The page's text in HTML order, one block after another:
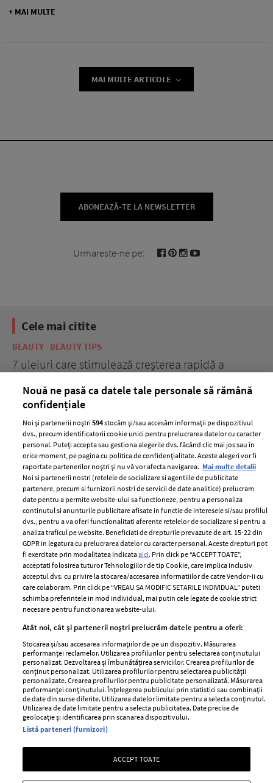
+ MAI MULTE
MAI MULTE ARTICOLE
ABONEAZĂ-TE LA NEWSLETTER
Urmareste-ne pe:
Cele mai citite
BEAUTY BEAUTY TIPS
7 uleiuri care stimulează creșterea rapidă a
ELLE Style Awards
2024
Despre ELLE
Romania
Contact
Abonamente
Termeni si conditii
Politica de
confidențialitate
Politica de cookies
Publicitate
GSP
Unica
Baby
Retete
femei
Viva
Avantaje
Retete practice
Pariază responsabil! Decizia ONJN nr. 821/25.09.2025.
Jocurile de noroc sunt interzise minorilor.
Nouă ne pasă ca datele tale personale să rămână
confidențiale
Noi și partenerii noștri594stocăm și/sau accesăm informații pe dispozitivul
dvs., precum identificatorii cookie unici pentru prelucrarea datelor cu caracter
personal. Puteți accepta sau gestiona alegerile dvs. făcând clic mai jos sau în
orice moment, pe pagina cu politica de confidențialitate. Aceste alegeri vor fi
raportate partenerilor noștri și nu vă vor afecta navigarea. Mai multe detalii
Noi si partenerii nostri (retelele de socializare si agentiile de publicitate
partenere, precum si furnizorii nostri de servicii de date analitice) prelucram
date pentru a permite website-ului sa functioneze, pentru a personaliza
continutul si anunturile publicitare afisate in functie de interesele si/sau profilul
dvs., pentru a va oferi functionalitati aferente retelelor de socializare si pentru a
analiza traficul pe website. Beneficiati de drepturile prevazute de art. 15-22 din
GDPR in legatura cu prelucrarea datelor cu caracter personal. Aceste drepturi pot
fi exercitate prin modalitatea indicataaici. Prin click pe “ACCEPT TOATE”,
acceptati folosirea tuturor Tehnologiilor de tip Cookie, care implica inclusiv
acceptul dvs. cu privire la stocarea/accesarea informatiilor de catre Vendor-ii cu
care colaboram. Prin click pe “VREAU SA MODIFIC SETARILE INDIVIDUAL” puteti
schimba preferintele in mod individual, mai putin cele legate de cookie strict
necesare pentru functionarea website-ului.
Atât noi, cât și partenerii noștri prelucrăm datele pentru a oferi:
Stocarea și/sau accesarea informațiilor de pe un dispozitiv. Măsurarea
performanței reclamelor. Utilizarea profilurilor pentru selectarea conținutului
personalizat. Dezvoltarea și îmbunătățirea serviciilor. Crearea profilurilor de
conținut personalizat. Utilizarea profilurilor pentru selectarea publicității
personalizate. Crearea profilurilor pentru publicitate personalizată. Măsurarea
performanței conținutului. Înțelegerea publicului prin statistici sau combinații
de date din surse diferite. Utilizarea datelor limitate pentru a selecta conținutul.
Utilizarea de date limitate pentru a selecta publicitatea. Date precise de
geolocație și identificarea prin scanarea dispozitivului.
Listă parteneri (furnizori)
ACCEPT TOATE